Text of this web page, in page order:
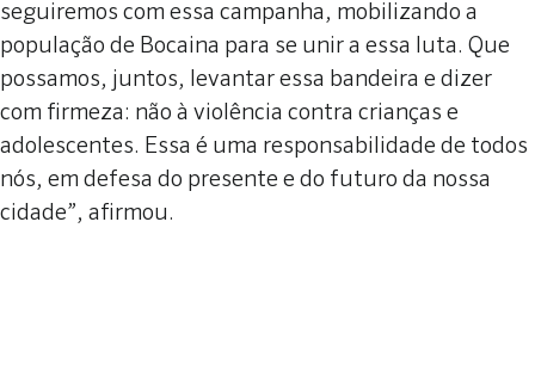
seguiremos com essa campanha, mobilizando a
população de Bocaina para se unir a essa luta. Que
possamos, juntos, levantar essa bandeira e dizer
com firmeza: não à violência contra crianças e
adolescentes. Essa é uma responsabilidade de todos
nós, em defesa do presente e do futuro da nossa
cidade”, afirmou.